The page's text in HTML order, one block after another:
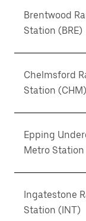
Brentwood
Station (BRE)
Chelmsford
Station (CHM)
Epping
Metro Station
Ingatestone
Station (INT)